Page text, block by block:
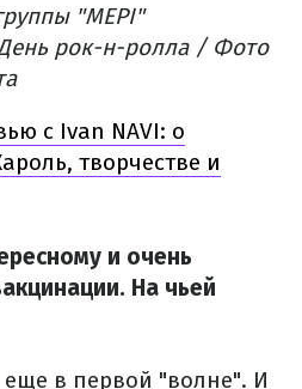
"МЕРІ"
рок-н-ролла / Фото
с Ivan NAVI: о
творчестве и
и очень
На чьей
в первой "волне". И